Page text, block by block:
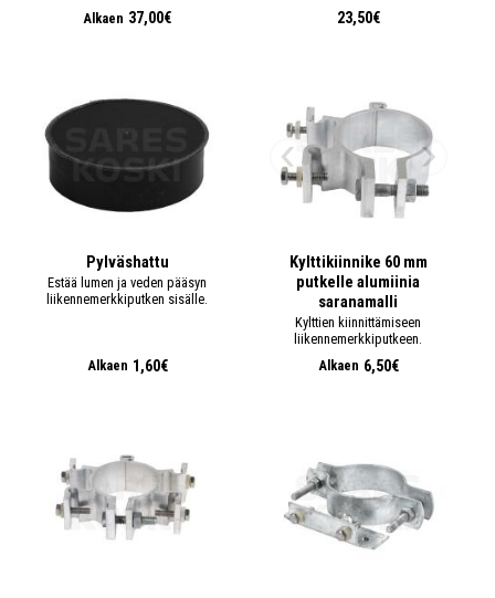
Alkaen 37,00€ 23,50€
Pylväshattu
Estää lumen ja veden pääsyn
liikennemerkkiputken sisälle.
Alkaen 1,60€
Kylttikiinnike 60 mm
putkelle alumiinia
saranamalli
Kylttien kiinnittämiseen
liikennemerkkiputkeen.
Alkaen 6,50€